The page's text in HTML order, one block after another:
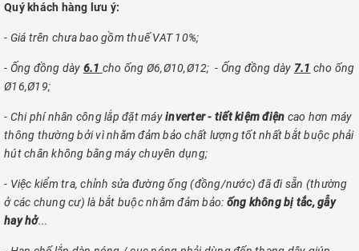
Quý khách hàng lưu ý:
- Giá trên chưa bao gồm thuế VAT 10%;
- Ống đồng dày 6.1 cho ống Ø6,Ø10,Ø12; - Ống đồng dày 7.1 cho ống
Ø16,Ø19;
- Chi phí nhân công lắp đặt máyinverter - tiết kiệm điện cao hơn máy
thông thường bởi vì nhằm đảm bảo chất lượng tốt nhất bắt buộc phải
hút chân không bằng máy chuyên dụng;
- Việc kiểm tra, chỉnh sửa đường ống (đồng/nước) đã đi sẵn (thường
ở các chung cư) là bắt buộc nhằm đảm bảo: ống không bị tắc, gẫy
hay hở...